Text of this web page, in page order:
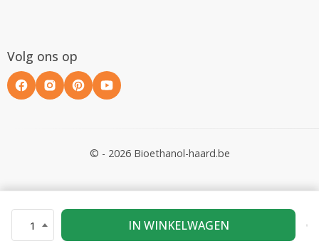
1 IN WINKELWAGEN
Volg ons op
© - 2026 Bioethanol-haard.be